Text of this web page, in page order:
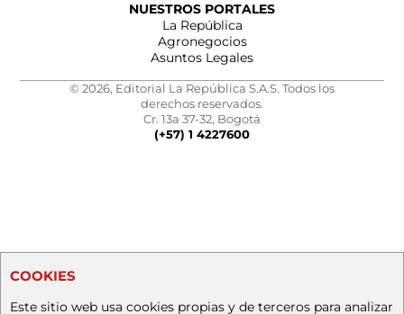
NUESTROS PORTALES
La República
Agronegocios
Asuntos Legales
© 2026, Editorial La República S.A.S. Todos los
derechos reservados.
Cr. 13a 37-32, Bogotá
(+57) 1 4227600
COOKIES
Este sitio web usa cookies propias y de terceros para analizar